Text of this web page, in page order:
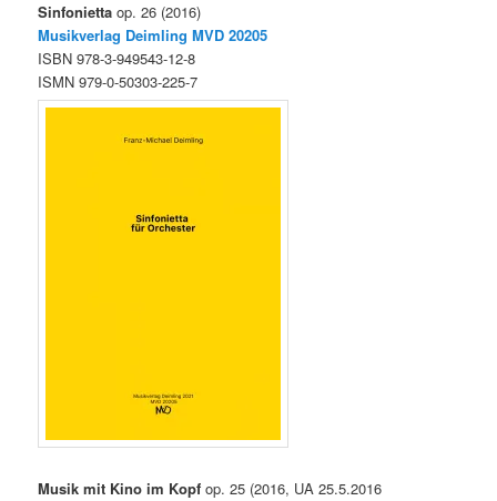
Sinfonietta op. 26 (2016)
Musikverlag Deimling MVD 20205
ISBN 978-3-949543-12-8
ISMN 979-0-50303-225-7
Musik mit Kino im Kopf op. 25 (2016, UA 25.5.2016